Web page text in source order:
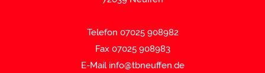
Telefon 07025 908982
Fax 07025 908983
E-Mail info@tbneuffen.de